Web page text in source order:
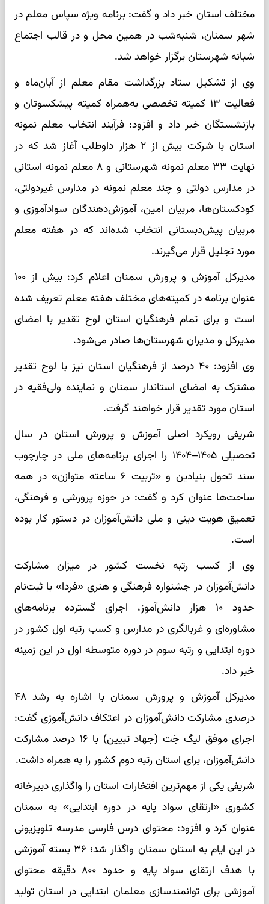
مختلف استان خبر داد و گفت: برنامه ویژه سپاس معلم در
شهر سمنان، شنبه‌شب در همین محل و در قالب اجتماع
شبانه شهرستان برگزار خواهد شد.
وی از تشکیل ستاد بزرگداشت مقام معلم از آبان‌ماه و
فعالیت ۱۳ کمیته تخصصی به‌همراه کمیته پیشکسوتان و
بازنشستگان خبر داد و افزود: فرآیند انتخاب معلم نمونه
استان با شرکت بیش از ۲ هزار داوطلب آغاز شد که در
نهایت ۳۳ معلم نمونه شهرستانی و ۸ معلم نمونه استانی
در مدارس دولتی و چند معلم نمونه در مدارس غیردولتی،
کودکستان‌ها، مربیان امین، آموزش‌دهندگان سوادآموزی و
مربیان پیش‌دبستانی انتخاب شده‌اند که در هفته معلم
مورد تجلیل قرار می‌گیرند.
مدیرکل آموزش و پرورش سمنان اعلام کرد: بیش از ۱۰۰
عنوان برنامه در کمیته‌های مختلف هفته معلم تعریف شده
است و برای تمام فرهنگیان استان لوح تقدیر با امضای
مدیرکل و مدیران شهرستان‌ها صادر می‌شود.
وی افزود: ۴۰ درصد از فرهنگیان استان نیز با لوح تقدیر
مشترک به امضای استاندار سمنان و نماینده ولی‌فقیه در
استان مورد تقدیر قرار خواهند گرفت.
شریفی رویکرد اصلی آموزش و پرورش استان در سال
تحصیلی ۱۴۰۵–۱۴۰۴ را اجرای برنامه‌های ملی در چارچوب
سند تحول بنیادین و «تربیت ۶ ساعته متوازن» در همه
ساحت‌ها عنوان کرد و گفت: در حوزه پرورشی و فرهنگی،
تعمیق هویت دینی و ملی دانش‌آموزان در دستور کار بوده
است.
وی از کسب رتبه نخست کشور در میزان مشارکت
دانش‌آموزان در جشنواره فرهنگی و هنری «فردا» با ثبت‌نام
حدود ۱۰ هزار دانش‌آموز، اجرای گسترده برنامه‌های
مشاوره‌ای و غربالگری در مدارس و کسب رتبه اول کشور در
دوره ابتدایی و رتبه سوم در دوره متوسطه اول در این زمینه
خبر داد.
مدیرکل آموزش و پرورش سمنان با اشاره به رشد ۴۸
درصدی مشارکت دانش‌آموزان در اعتکاف دانش‌آموزی گفت:
اجرای موفق لیگ جَت (جهاد تبیین) با ۱۶ درصد مشارکت
دانش‌آموزان، برای استان رتبه دوم کشور را به همراه داشت.
شریفی یکی از مهم‌ترین افتخارات استان را واگذاری دبیرخانه
کشوری «ارتقای سواد پایه در دوره ابتدایی» به سمنان
عنوان کرد و افزود: محتوای درس فارسی مدرسه تلویزیونی
در این ایام به استان سمنان واگذار شد؛ ۳۶ بسته آموزشی
با هدف ارتقای سواد پایه و حدود ۸۰۰ دقیقه محتوای
آموزشی برای توانمندسازی معلمان ابتدایی در استان تولید